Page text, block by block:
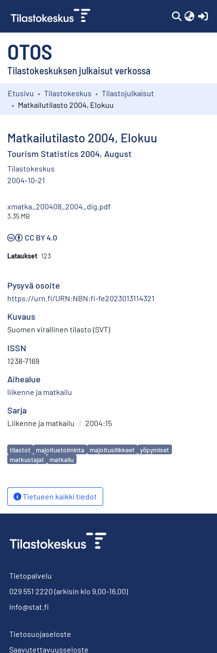
OTOS
Tilastokeskuksen julkaisut verkossa
Kokoelmat
Etusivu Tilastokeskus
Tilastojulkaisut
Matkailutilasto 2004, Elokuu
Matkailutilasto 2004, Elokuu
Tourism Statistics 2004, August
Tilastokeskus
2004-10-21
xmatka_200408_2004_dig.pdf
3.35 MB
CC BY 4.0
Lataukset 123
Pysyvä osoite
https://urn.fi/URN:NBN:fi-fe2023013114321
Kuvaus
Suomen virallinen tilasto (SVT)
ISSN
1238-7169
Aihealue
liikenne ja matkailu
Sarja
Liikenne ja matkailu | 2004:15
Avainsanat
tilastot majoitustoiminta majoitusliikkeet
yöpymiset
matkustajat
matkailu
Tietueen kaikki tiedot
Tietopalvelu
029 551 2220 (arkisin klo 9.00-16.00)
info@stat.fi
Tietosuojaseloste
Saavutettavuusseloste